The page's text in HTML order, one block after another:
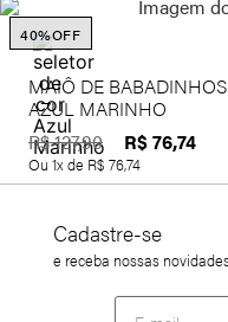
MAIÔ DE
AZUL MARINHO
40%OFF
R$127,90 R$76,74
Ou 1x de R$ 76,74
Cadastre-se
e receba nossas